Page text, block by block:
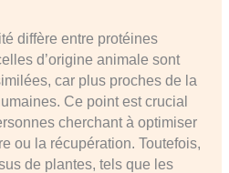
diffère entre protéines
d’origine animale sont
car plus proches de la
Ce point est crucial
cherchant à optimiser
ou la récupération. Toutefois,
de plantes, tels que les